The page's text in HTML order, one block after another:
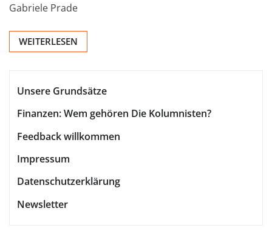
Gabriele Prade
WEITERLESEN
Unsere Grundsätze
Finanzen: Wem gehören Die Kolumnisten?
Feedback willkommen
Impressum
Datenschutzerklärung
Newsletter